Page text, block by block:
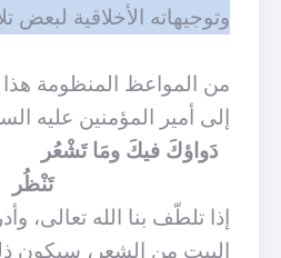
وتوجيهاته الأخلاقية لبعض
من المواعظ المنظومة
إلى أمير المؤمنين عليه
دَواؤكَ فيكَ ومَا تَشْعُر
تَنْظُر
إذا تلطّف بنا الله تعالى،
البيت من الشعر، سيكون